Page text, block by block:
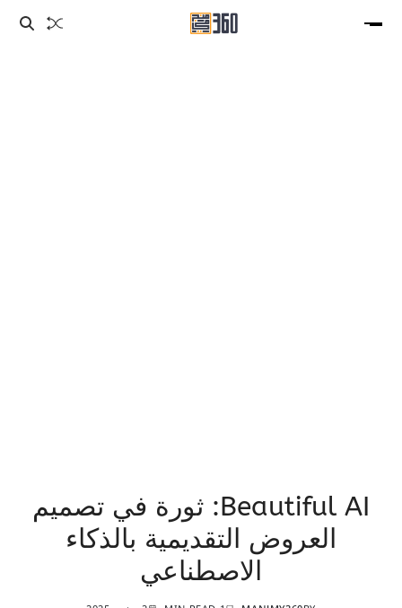
Beautiful AI: ثورة في تصميم
العروض التقديمية بالذكاء
الاصطناعي